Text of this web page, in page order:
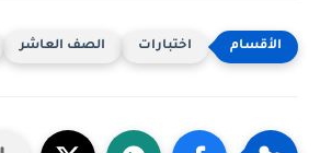
اختبارات الصف العاشر